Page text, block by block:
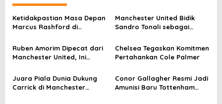
a
v
i
g
t
Ketidakpastian Masa Depan
Marcus Rashford di
Manchester United Bidik
Sandro Tonali sebagai
Ruben Amorim Dipecat dari
Manchester United, Ini
Chelsea Tegaskan Komitmen
Pertahankan Cole Palmer
Juara Piala Dunia Dukung
Carrick di Manchester
Conor Gallagher Resmi Jadi
Amunisi Baru Tottenham